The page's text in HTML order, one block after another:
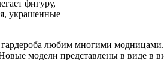
фигуру,
украшенные
любим многими
модели представлены в виде в